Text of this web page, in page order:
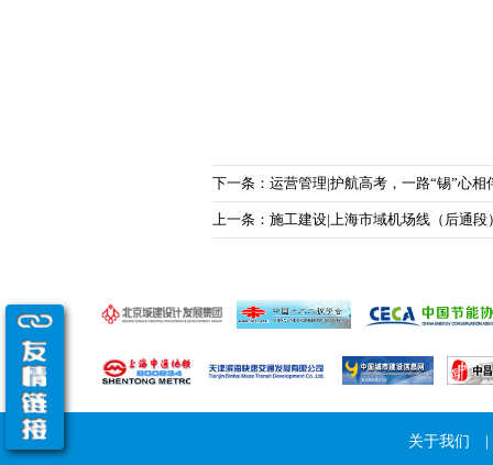
下一条：运营管理|护航高考，一路“锡”心相
上一条：施工建设|上海市域机场线（后通
关于我们